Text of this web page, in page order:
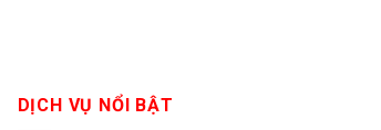
DỊCH VỤ NỔI BẬT